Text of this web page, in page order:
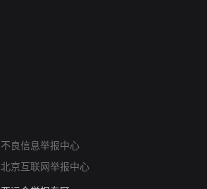
不良信息举报中心
北京互联网举报中心
算法推荐专项举报